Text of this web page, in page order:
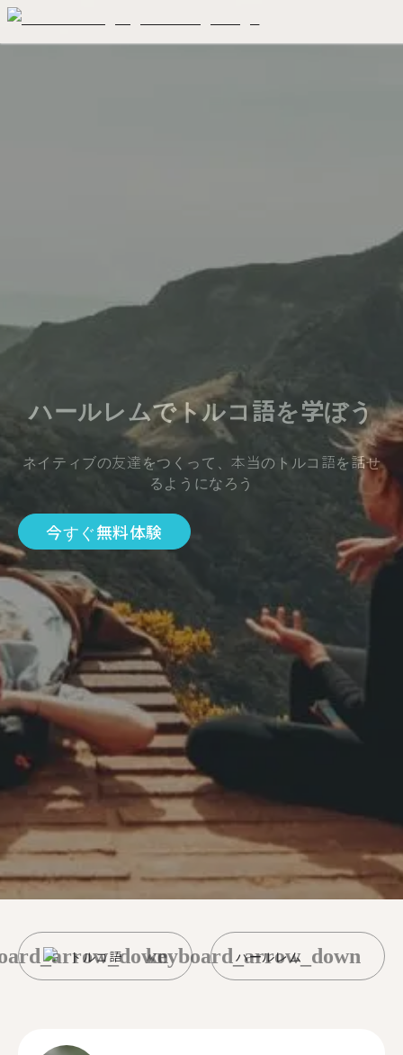
ハールレムでトルコ語を学ぼう
ネイティブの友達をつくって、本当のトルコ語を話せ
るようになろう
今すぐ無料体験
トルコ語 ハールレム
keyboard_arrow_down